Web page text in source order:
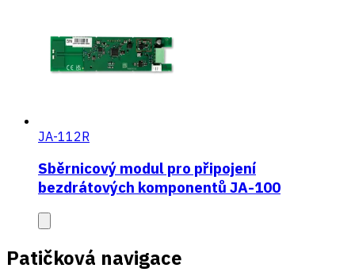
JA-112R
Sběrnicový modul pro připojení
bezdrátových komponentů JA-100
Patičková navigace